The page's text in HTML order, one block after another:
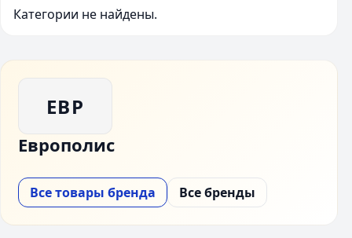
Категории не найдены.
ЕВР
Европолис
Все товары бренда Все бренды